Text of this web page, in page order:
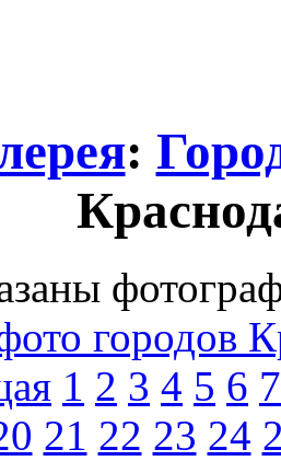
:
городов
1 2 3 4 5 6 7
21 22 23 24